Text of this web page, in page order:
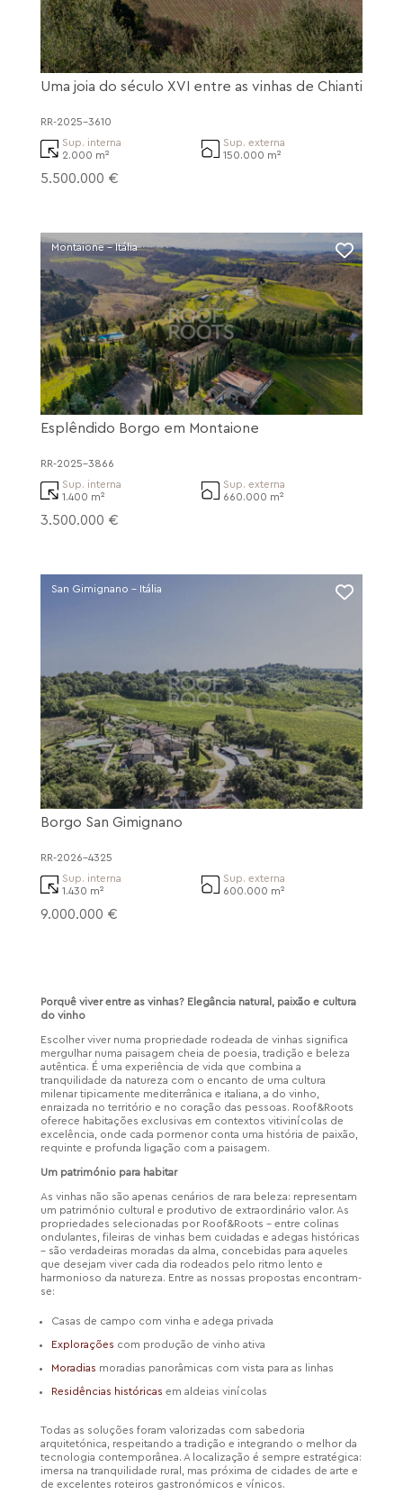
Uma joia do século XVI entre as vinhas de Chianti
RR-2025-3610
Sup. interna
2.000 m²
Sup. externa
150.000 m²
5.500.000 €
Montaione - Itália
Esplêndido Borgo em Montaione
RR-2025-3866
Sup. interna
1.400 m²
Sup. externa
660.000 m²
3.500.000 €
San Gimignano - Itália
Borgo San Gimignano
RR-2026-4325
Sup. interna
1.430 m²
Sup. externa
600.000 m²
9.000.000 €
Porquê viver entre as vinhas? Elegância natural, paixão e cultura
do vinho
Escolher viver numa propriedade rodeada de vinhas significa
mergulhar numa paisagem cheia de poesia, tradição e beleza
autêntica. É uma experiência de vida que combina a
tranquilidade da natureza com o encanto de uma cultura
milenar tipicamente mediterrânica e italiana, a do vinho,
enraizada no território e no coração das pessoas. Roof&Roots
oferece habitações exclusivas em contextos vitivinícolas de
excelência, onde cada pormenor conta uma história de paixão,
requinte e profunda ligação com a paisagem.
Um património para habitar
As vinhas não são apenas cenários de rara beleza: representam
um património cultural e produtivo de extraordinário valor. As
propriedades selecionadas por Roof&Roots – entre colinas
ondulantes, fileiras de vinhas bem cuidadas e adegas históricas
– são verdadeiras moradas da alma, concebidas para aqueles
que desejam viver cada dia rodeados pelo ritmo lento e
harmonioso da natureza. Entre as nossas propostas encontram-
se:
Casas de campo com vinha e adega privada
Explorações com produção de vinho ativa
Moradias moradias panorâmicas com vista para as linhas
Residências históricas em aldeias vinícolas
Todas as soluções foram valorizadas com sabedoria
arquitetónica, respeitando a tradição e integrando o melhor da
tecnologia contemporânea. A localização é sempre estratégica:
imersa na tranquilidade rural, mas próxima de cidades de arte e
de excelentes roteiros gastronómicos e vínicos.